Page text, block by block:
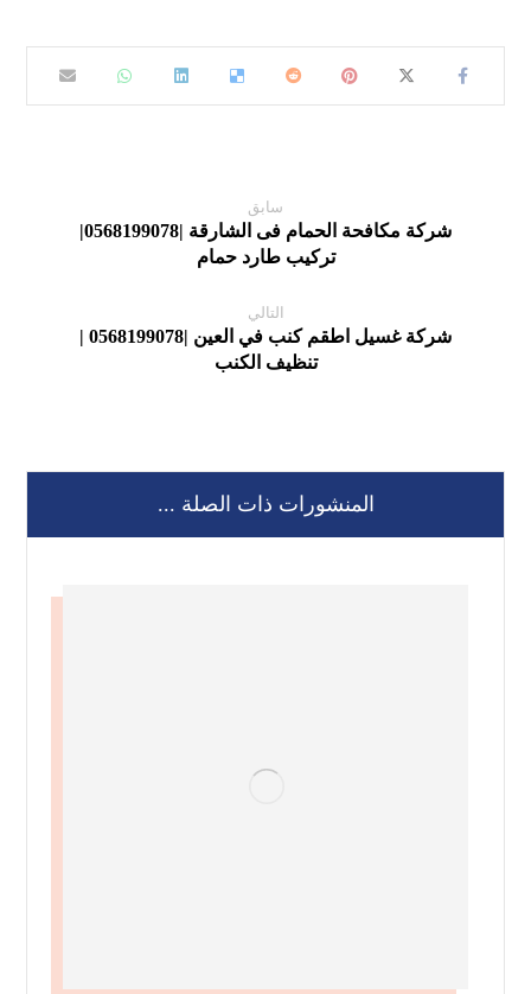
سابق
شركة مكافحة الحمام فى الشارقة |0568199078|
تركيب طارد حمام
التالي
شركة غسيل اطقم كنب في العين |0568199078 |
تنظيف الكنب
المنشورات ذات الصلة ...